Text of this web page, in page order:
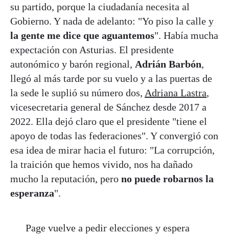
su partido, porque la ciudadanía necesita al
Gobierno. Y nada de adelanto: "Yo piso la calle y
la gente me dice que aguantemos". Había mucha
expectación con Asturias. El presidente
autonómico y barón regional, Adrián Barbón,
llegó al más tarde por su vuelo y a las puertas de
la sede le suplió su número dos, Adriana Lastra,
vicesecretaria general de Sánchez desde 2017 a
2022. Ella dejó claro que el presidente "tiene el
apoyo de todas las federaciones". Y convergió con
esa idea de mirar hacia el futuro: "La corrupción,
la traición que hemos vivido, nos ha dañado
mucho la reputación, pero no puede robarnos la
esperanza".
Page vuelve a pedir elecciones y espera